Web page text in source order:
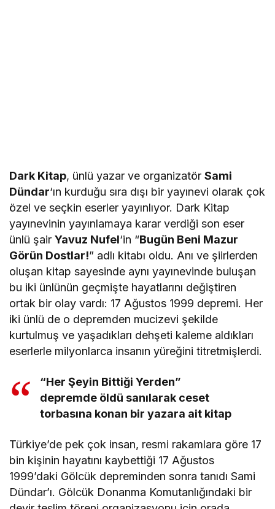
Dark Kitap, ünlü yazar ve organizatörSami
Dündar‘ın kurduğu sıra dışı bir yayınevi olarak çok
özel ve seçkin eserler yayınlıyor. Dark Kitap
yayınevinin yayınlamaya karar verdiği son eser
ünlü şairYavuz Nufel‘in “Bugün Beni Mazur
Görün Dostlar!” adlı kitabı oldu. Anı ve şiirlerden
oluşan kitap sayesinde aynı yayınevinde buluşan
bu iki ünlünün geçmişte hayatlarını değiştiren
ortak bir olay vardı: 17 Ağustos 1999 depremi. Her
iki ünlü de o depremden mucizevi şekilde
kurtulmuş ve yaşadıkları dehşeti kaleme aldıkları
eserlerle milyonlarca insanın yüreğini titretmişlerdi.
“Her Şeyin Bittiği Yerden”
depremde öldü sanılarak ceset
torbasına konan bir yazara ait kitap
Türkiye’de pek çok insan, resmi rakamlara göre 17
bin kişinin hayatını kaybettiği 17 Ağustos
1999’daki Gölcük depreminden sonra tanıdı Sami
Dündar’ı. Gölcük Donanma Komutanlığındaki bir